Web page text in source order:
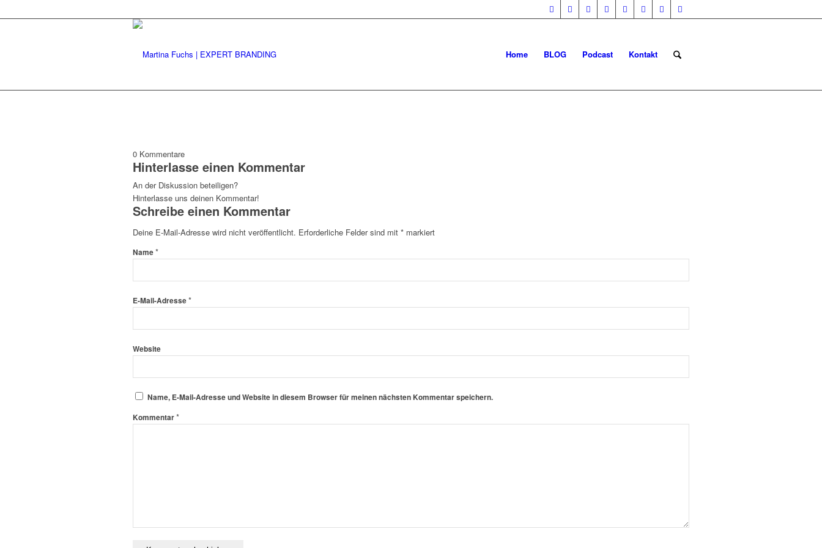
Home BLOG Podcast Kontakt
0 Kommentare
Hinterlasse einen Kommentar
An der Diskussion beteiligen?
Hinterlasse uns deinen Kommentar!
Schreibe einen Kommentar
Deine E-Mail-Adresse wird nicht veröffentlicht. Erforderliche Felder sind mit * markiert
Name*
E-Mail-Adresse*
Website
Name, E-Mail-Adresse und Website in diesem Browser für meinen nächsten Kommentar speichern.
Kommentar*